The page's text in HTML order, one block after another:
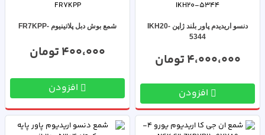
دنسو اریدیدم پاور بلند ژاپن IKH20-
5344
4،000،000 تومان
شمع بوش دبل پلاتینیوم -FR7KPP
400،000 تومان